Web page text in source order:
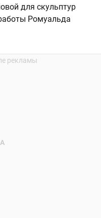
для скульптур
Ромуальда